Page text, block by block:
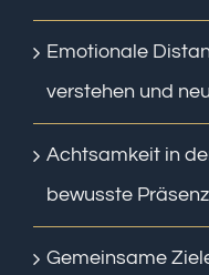
Emotionale
verstehen und
Achtsamkeit in
bewusste
Gemeinsame